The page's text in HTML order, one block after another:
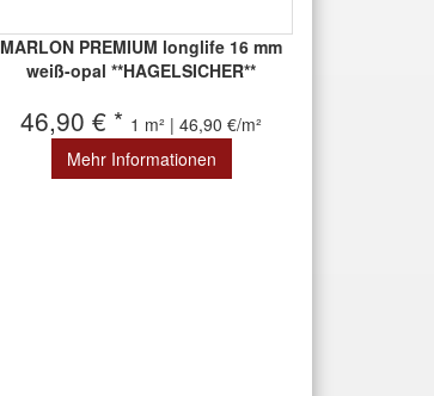
MARLON PREMIUM longlife 16 mm
weiß-opal **HAGELSICHER**
46,90 € * 1 m² | 46,90 €/m²
Mehr Informationen